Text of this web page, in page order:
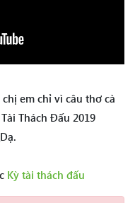
em chỉ vì câu thơ cà
Thách Đấu 2019
Kỳ tài thách đấu